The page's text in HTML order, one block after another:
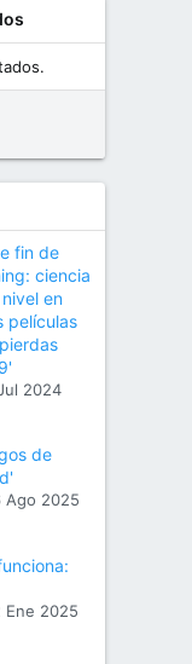
fin de
ciencia
en
películas
2024
de
Ago 2025
Ene 2025